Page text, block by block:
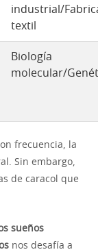
industrial/
textil
Biología
molecular/
frecuencia, la
Sin embargo,
de caracol que
sueños
nos desafía a